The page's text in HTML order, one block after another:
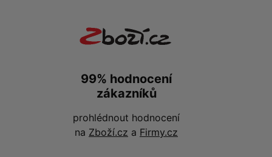
99% hodnocení
zákazníků
prohlédnout hodnocení
na Zboží.cz a Firmy.cz